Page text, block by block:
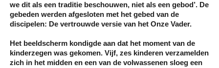
we dit als een traditie beschouwen, niet als een gebod’. De
gebeden werden afgesloten met het gebed van de
discipelen: De vertrouwde versie van het Onze Vader.
Het beeldscherm kondigde aan dat het moment van de
kinderzegen was gekomen. Vijf, zes kinderen verzamelden
zich in het midden en een van de volwassenen sloeg een